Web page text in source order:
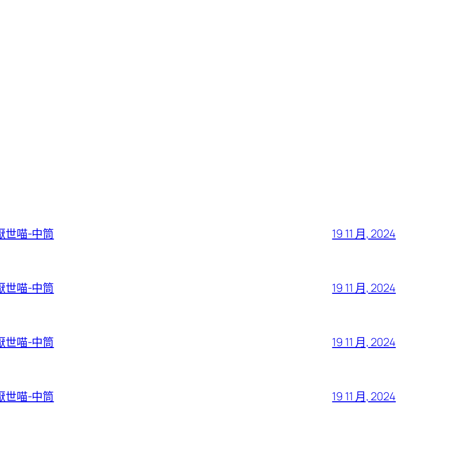
世喵-中筒 19 11 月, 2024
世喵-中筒 19 11 月, 2024
世喵-中筒 19 11 月, 2024
世喵-中筒 19 11 月, 2024